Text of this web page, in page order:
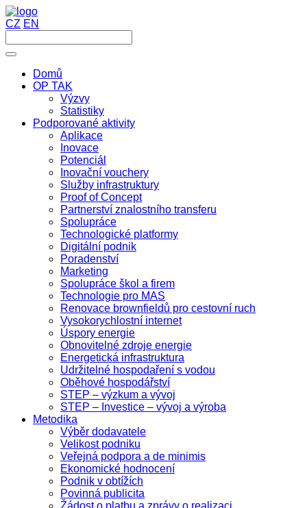
CZ EN
Domů
OP TAK
Výzvy
Statistiky
Podporované aktivity
Aplikace
Inovace
Potenciál
Inovační vouchery
Služby infrastruktury
Proof of Concept
Partnerství znalostního transferu
Spolupráce
Technologické platformy
Digitální podnik
Poradenství
Marketing
Spolupráce škol a firem
Technologie pro MAS
Renovace brownfieldů pro cestovní ruch
Vysokorychlostní internet
Úspory energie
Obnovitelné zdroje energie
Energetická infrastruktura
Udržitelné hospodaření s vodou
Oběhové hospodářství
STEP – výzkum a vývoj
STEP – Investice – vývoj a výroba
Metodika
Výběr dodavatele
Velikost podniku
Veřejná podpora a de minimis
Ekonomické hodnocení
Podnik v obtížích
Povinná publicita
Žádost o platbu a zprávy o realizaci